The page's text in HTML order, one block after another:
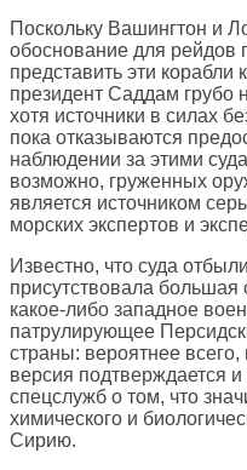
Поскольку Вашингтон и
обоснование для рейдов
представить эти корабли
президент Саддам
хотя источники в силах
пока отказываются
наблюдении за этими
возможно, груженных
является источником
морских экспертов и
Известно, что суда
присутствовала большая
какое-либо западное
патрулирующее
страны: вероятнее
версия подтверждается
спецслужб о том, что
химического и
Сирию.